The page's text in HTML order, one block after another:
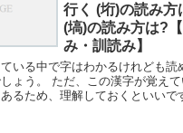
行く (垳)の読み
(塙)の読み方は?
み・訓読み】
いる中で字はわかるけれども読
ょう。 ただ、この漢字が覚え
るため、理解しておくといいで